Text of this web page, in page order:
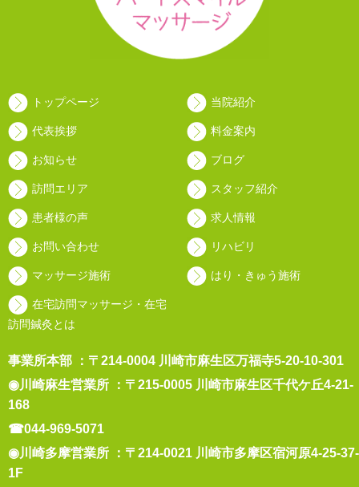
トップページ 当院紹介
代表挨拶 料金案内
お知らせ ブログ
訪問エリア スタッフ紹介
患者様の声 求人情報
お問い合わせ リハビリ
マッサージ施術 はり・きゅう施術
在宅訪問マッサージ・在宅
訪問鍼灸とは
事業所本部 ：〒214-0004 川崎市麻生区万福寺5-20-10-301
◉川崎麻生営業所 ：〒215-0005 川崎市麻生区千代ケ丘4-21-
168
☎044-969-5071
◉川崎多摩営業所 ：〒214-0021 川崎市多摩区宿河原4-25-37-
1F